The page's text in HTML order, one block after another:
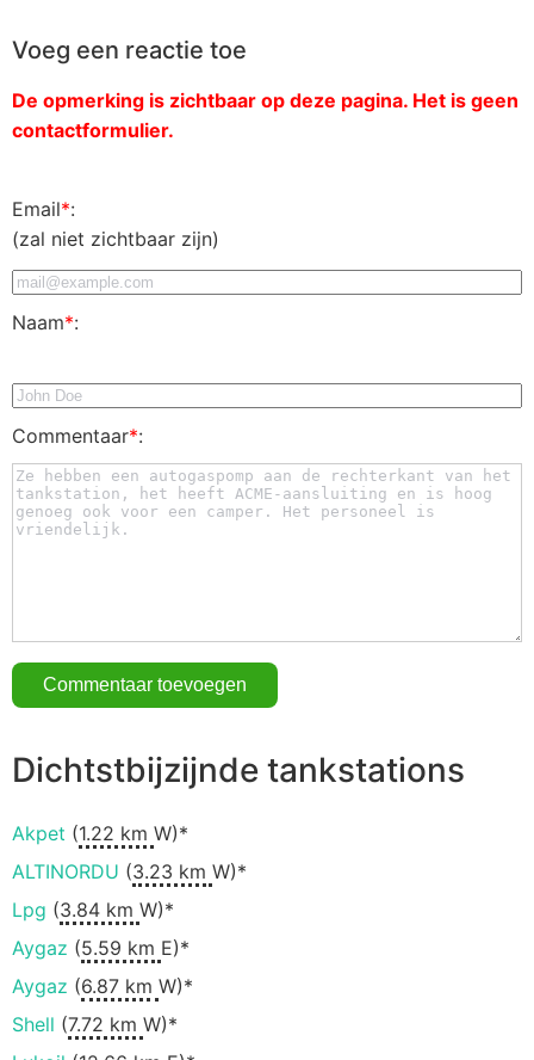
Voeg een reactie toe
De opmerking is zichtbaar op deze pagina. Het is geen
contactformulier.
Email*:
(zal niet zichtbaar zijn)
Naam*:
Commentaar*:
Dichtstbijzijnde tankstations
Akpet (1.22 km W)*
ALTINORDU (3.23 km W)*
Lpg (3.84 km W)*
Aygaz (5.59 km E)*
Aygaz (6.87 km W)*
Shell (7.72 km W)*